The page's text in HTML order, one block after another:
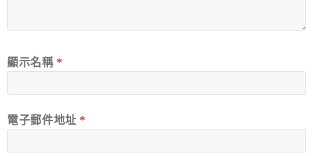
顯示名稱 *
電子郵件地址 *